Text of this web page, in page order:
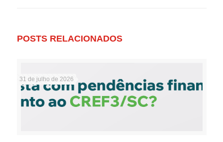
POSTS RELACIONADOS
31 de julho de 2026